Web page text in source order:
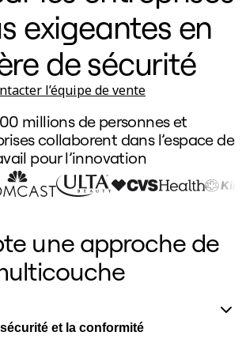
Explorer les playbooks d’IA
MCP
d’action
Guard
de développement
blanc
les playbooks d’IA
exigeantes en
de sécurité
l’équipe de vente
millions de personnes et
collaborent dans l’espace de
pour l’innovation
une approche de
et la conformité